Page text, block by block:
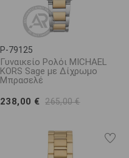
P-79125
Γυναικείο Ρολόι MICHAEL
KORS Sage με Δίχρωμο
Μπρασελέ
238,00 € 265,00 €